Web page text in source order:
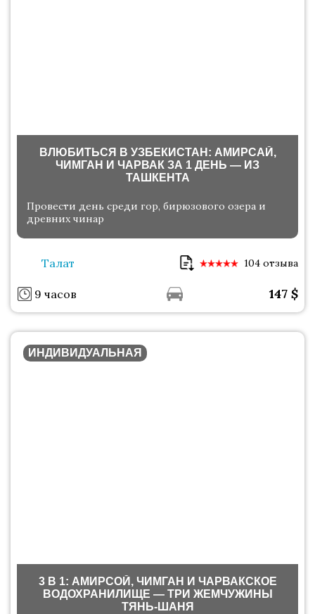
ВЛЮБИТЬСЯ В УЗБЕКИСТАН: АМИРСАЙ,
ЧИМГАН И ЧАРВАК ЗА 1 ДЕНЬ — ИЗ
ТАШКЕНТА
Провести день среди гор, бирюзового озера и
древних чинар
Талат 104 отзыва
9 часов 147 $
ИНДИВИДУАЛЬНАЯ
3 В 1: АМИРСОЙ, ЧИМГАН И ЧАРВАКСКОЕ
ВОДОХРАНИЛИЩЕ — ТРИ ЖЕМЧУЖИНЫ
ТЯНЬ-ШАНЯ